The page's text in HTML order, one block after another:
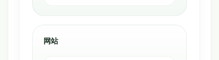
网站